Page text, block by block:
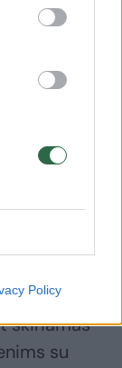
Policy
Naujovė
pat
yra
skiriamas
su